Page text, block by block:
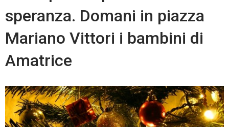
addobbato
l’albero
della
piazza
Vittori
speranza. Domani in piazza
Mariano Vittori i bambini di
Amatrice